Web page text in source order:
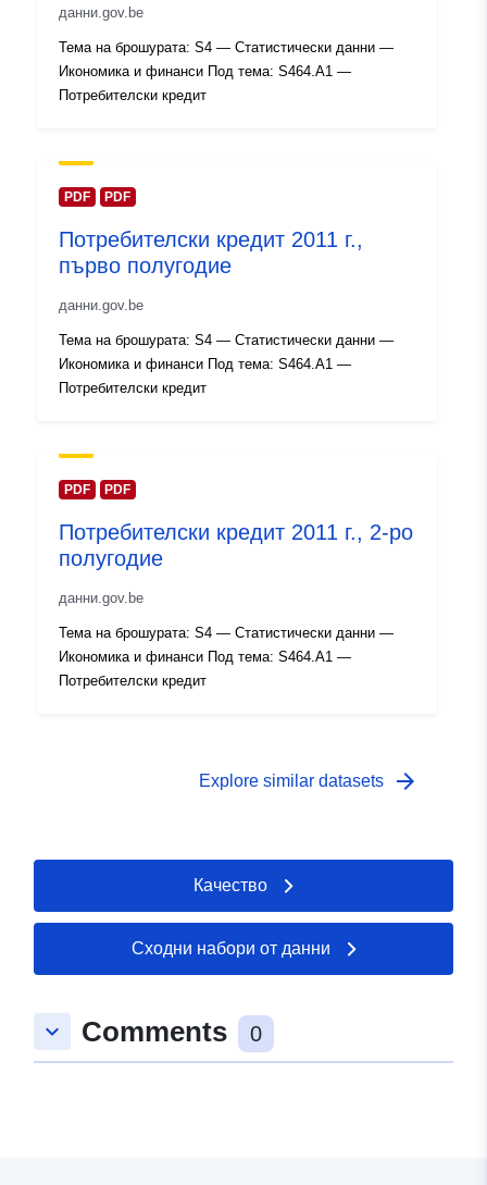
запис:
February 2024
Пространствени
] ]
Тип:
Идентификатор
и:
Q13613#ID
Права за
Времеви
обхват:
данни.gov.be
Тема на брошурата: S4 — Статистически данни —
Икономика и финанси Под тема: S464.A1 —
Потребителски кредит
PDF PDF
Потребителски кредит 2011 г.,
първо полугодие
данни.gov.be
Тема на брошурата: S4 — Статистически данни —
Икономика и финанси Под тема: S464.A1 —
Потребителски кредит
PDF PDF
Потребителски кредит 2011 г., 2-ро
полугодие
данни.gov.be
Тема на брошурата: S4 — Статистически данни —
Икономика и финанси Под тема: S464.A1 —
Потребителски кредит
Explore similar datasets arrow_forward
Качество
Сходни набори от данни
keyboard_arrow_down Comments 0